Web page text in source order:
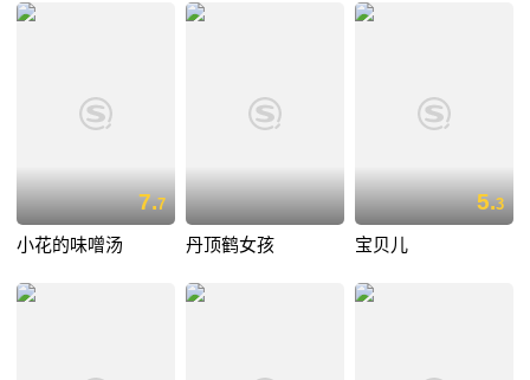
7.7
小花的味噌汤 丹顶鹤女孩
5.3
宝贝儿